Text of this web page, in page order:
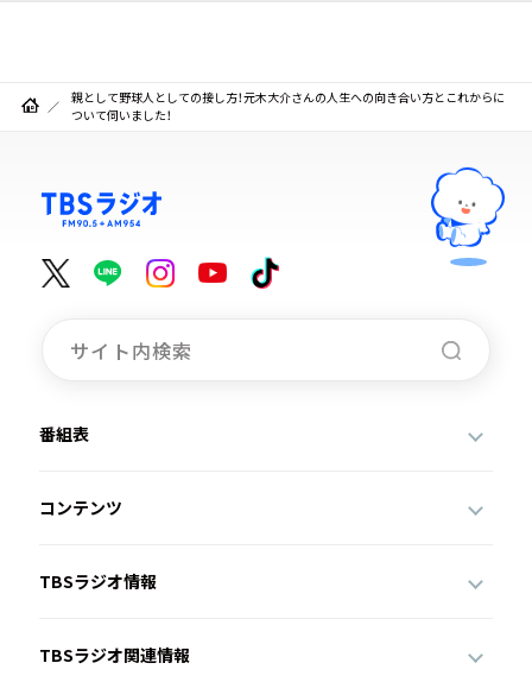
親として野球人としての接し方！元木大介さんの人生への向き合い方とこれからに
ついて伺いました！
番組表
コンテンツ
TBSラジオ情報
TBSラジオ関連情報